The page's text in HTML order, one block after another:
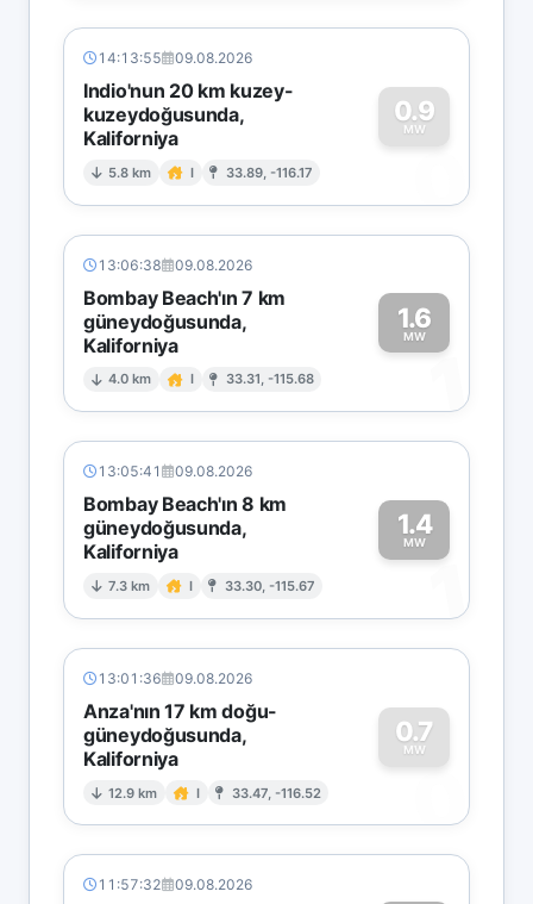
14:13:55 09.08.2026
Indio'nun 20 km kuzey-
kuzeydoğusunda,
Kaliforniya
5.8 km I 33.89, -116.17
0.9
MW
0
13:06:38 09.08.2026
Bombay Beach'ın 7 km
güneydoğusunda,
Kaliforniya
4.0 km I 33.31, -115.68
1.6
MW
1
13:05:41 09.08.2026
Bombay Beach'ın 8 km
güneydoğusunda,
Kaliforniya
7.3 km I 33.30, -115.67
1.4
MW
1
13:01:36 09.08.2026
Anza'nın 17 km doğu-
güneydoğusunda,
Kaliforniya
12.9 km I 33.47, -116.52
0.7
MW
0
11:57:32 09.08.2026